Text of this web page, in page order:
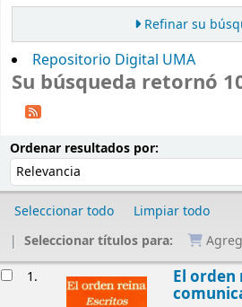
Refinar su
Repositorio Digital UMA
Su búsqueda retornó
Ordenar resultados por:
Seleccionar todo
Limpiar todo
Seleccionar títulos para:
1. El orden